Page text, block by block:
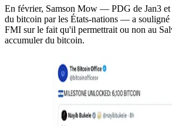
En février, Samson Mow — PDG de Jan3 et
du bitcoin par les États-nations — a souligné
FMI sur le fait qu'il permettrait ou non au
accumuler du bitcoin.